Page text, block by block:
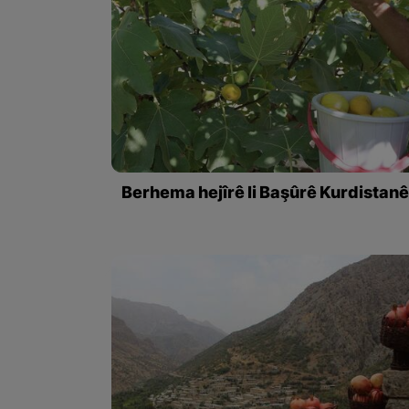
Berhema hejîrê li Başûrê Kurdistanê